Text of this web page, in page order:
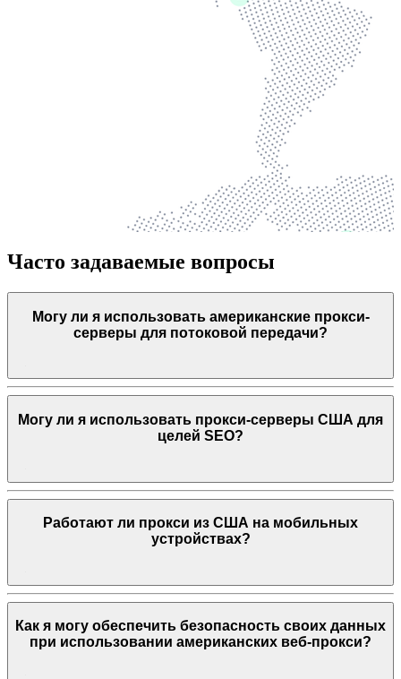
Часто задаваемые вопросы
Могу ли я использовать американские прокси-
серверы для потоковой передачи?
Могу ли я использовать прокси-серверы США для
целей SEO?
Работают ли прокси из США на мобильных
устройствах?
Как я могу обеспечить безопасность своих данных
при использовании американских веб-прокси?